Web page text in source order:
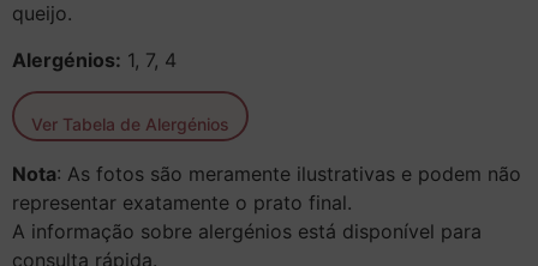
queijo.
Alergénios: 1, 7, 4
Ver Tabela de Alergénios
Nota: As fotos são meramente ilustrativas e podem não
representar exatamente o prato final.
A informação sobre alergénios está disponível para
consulta rápida.